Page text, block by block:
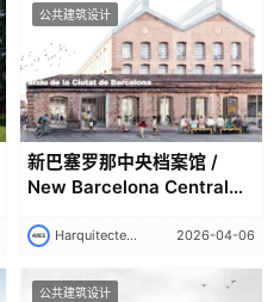
公共建筑设计
新巴塞罗那中央档案馆 /
New Barcelona Central
Harquitectes 建筑师事务所｜Harquitectes 2026-04-06
公共建筑设计